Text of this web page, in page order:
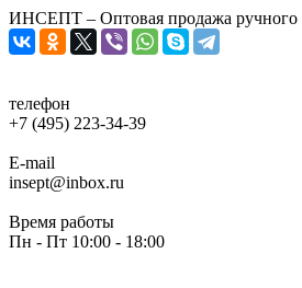
ИНСЕПТ – Оптовая продажа ручного
телефон
+7 (495) 223-34-39
E-mail
insept@inbox.ru
Время работы
Пн - Пт 10:00 - 18:00